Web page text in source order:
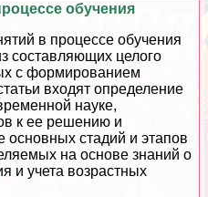
обучения
в процессе обучения
составляющих целого
с формированием
входят определение
науке,
к ее решению и
основных стадий и этапов
на основе знаний о
и учета возрастных